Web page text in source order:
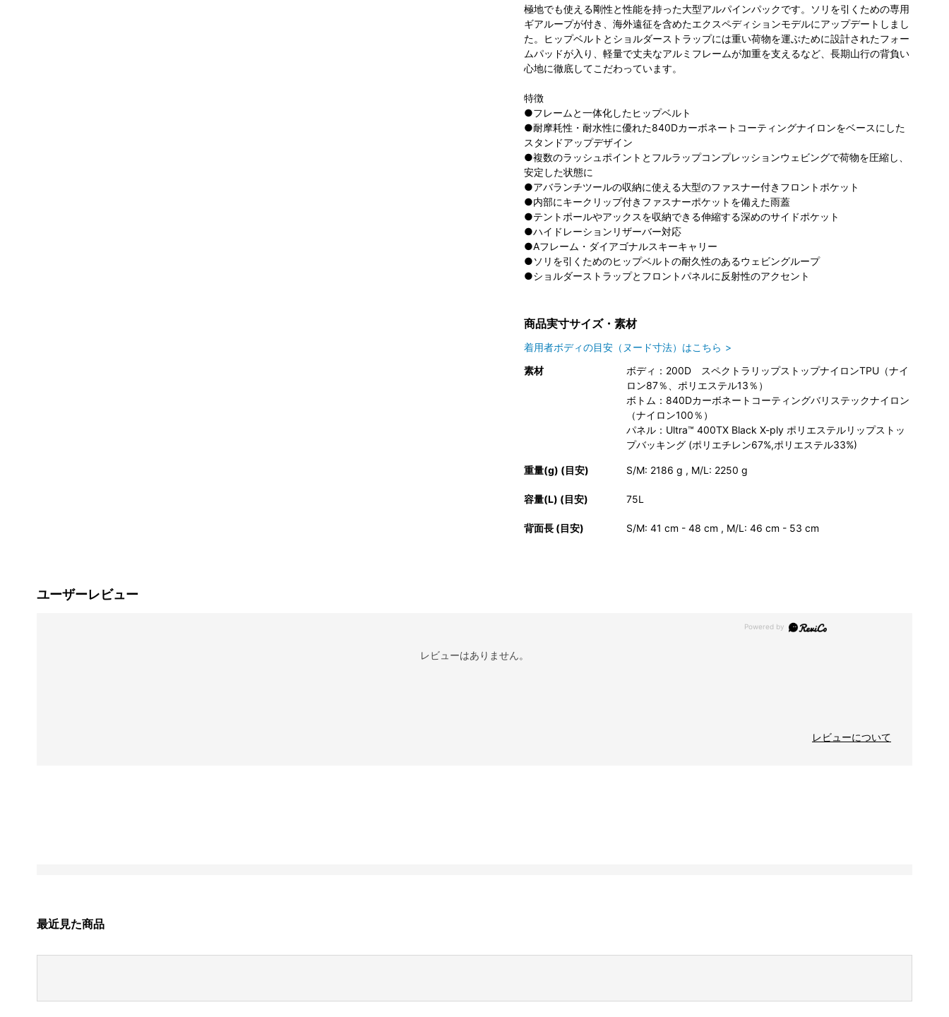
極地でも使える剛性と性能を持った大型アルパインパックです。ソリを引くための専用
ギアループが付き、海外遠征を含めたエクスペディションモデルにアップデートしまし
た。ヒップベルトとショルダーストラップには重い荷物を運ぶために設計されたフォー
ムパッドが入り、軽量で丈夫なアルミフレームが加重を支えるなど、長期山行の背負い
心地に徹底してこだわっています。
特徴
●フレームと一体化したヒップベルト
●耐摩耗性・耐水性に優れた840Dカーボネートコーティングナイロンをベースにした
スタンドアップデザイン
●複数のラッシュポイントとフルラップコンプレッションウェビングで荷物を圧縮し、
安定した状態に
●アバランチツールの収納に使える大型のファスナー付きフロントポケット
●内部にキークリップ付きファスナーポケットを備えた雨蓋
●テントポールやアックスを収納できる伸縮する深めのサイドポケット
●ハイドレーションリザーバー対応
●Aフレーム・ダイアゴナルスキーキャリー
●ソリを引くためのヒップベルトの耐久性のあるウェビングループ
●ショルダーストラップとフロントパネルに反射性のアクセント
商品実寸サイズ・素材
着用者ボディの目安（ヌード寸法）はこちら
素材
ボディ：200D スペクトラリップストップナイロンTPU（ナイ
ロン87％、ポリエステル13％）
ボトム：840Dカーボネートコーティングバリステックナイロン
（ナイロン100％）
パネル：Ultra™ 400TX Black X-ply ポリエステルリップストッ
プバッキング (ポリエチレン67%,ポリエステル33%)
重量(g) (目安) S/M: 2186 g , M/L: 2250 g
容量(L) (目安) 75L
背面長 (目安) S/M: 41 cm - 48 cm , M/L: 46 cm - 53 cm
ユーザーレビュー
レビューはありません。
レビューについて
最近見た商品